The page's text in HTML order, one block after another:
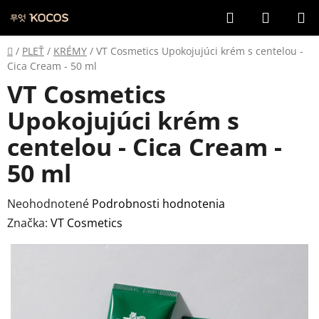
na
obsah
Hľadať
KOŠÍK
Domov
/ PLEŤ / KRÉMY / VT Cosmetics Upokojujúci krém s centelou -
Cica Cream - 50 ml
VT Cosmetics
Upokojujúci krém s
centelou - Cica Cream -
50 ml
Priemerné
hodnotenie
produktu
Neohodnotené Podrobnosti hodnotenia
Značka: VT Cosmetics